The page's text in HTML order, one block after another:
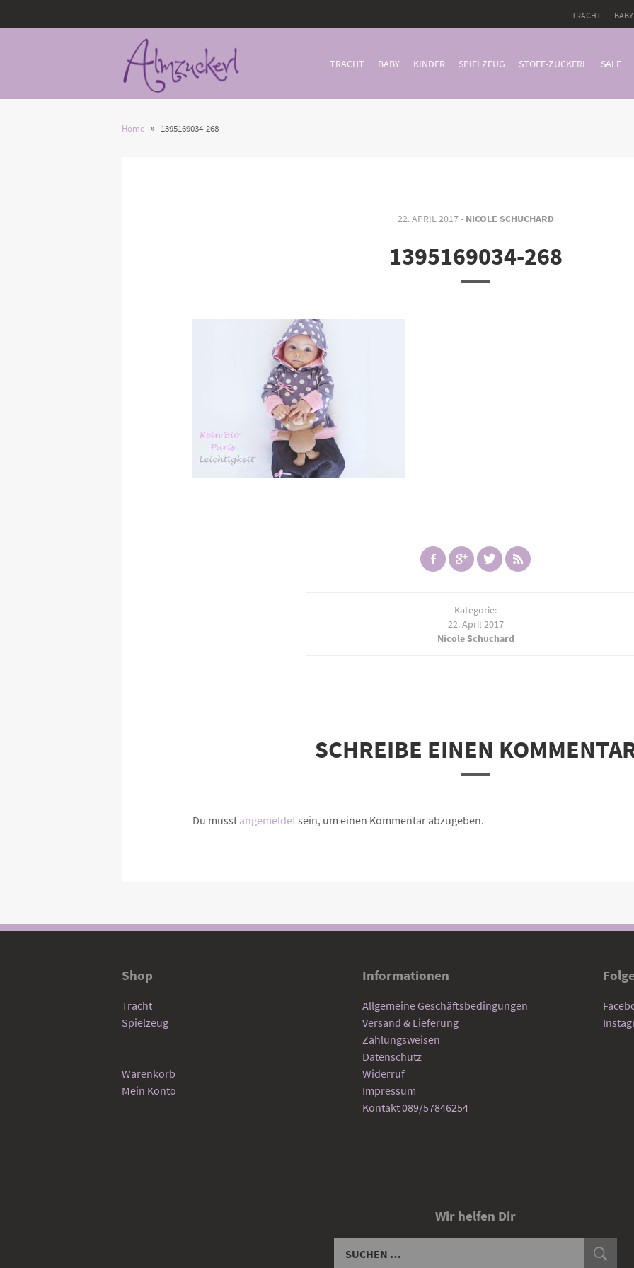
TRACHT BABY
TRACHT BABY KINDER SPIELZEUG STOFF-ZUCKERL SALE
Home » 1395169034-268
22. APRIL 2017 - NICOLE SCHUCHARD
1395169034-268
Kategorie:
22. April 2017
Nicole Schuchard
SCHREIBE EINEN
Du musst angemeldetsein, um einen Kommentar abzugeben.
Shop
Tracht
Spielzeug
Warenkorb
Mein Konto
Informationen
Allgemeine Geschäftsbedingungen
Versand & Lieferung
Zahlungsweisen
Datenschutz
Widerruf
Impressum
Kontakt 089/57846254
Wir helfen Dir